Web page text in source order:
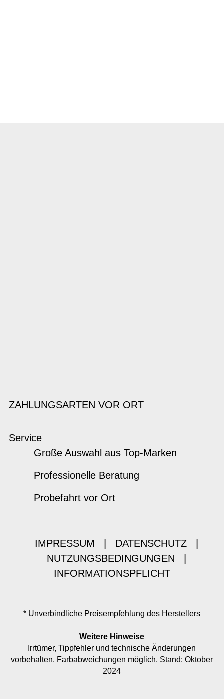
ZAHLUNGSARTEN VOR ORT
Service
Große Auswahl aus Top-Marken
Professionelle Beratung
Probefahrt vor Ort
IMPRESSUM DATENSCHUTZ
NUTZUNGSBEDINGUNGEN
INFORMATIONSPFLICHT
* Unverbindliche Preisempfehlung des Herstellers
Weitere Hinweise
Irrtümer, Tippfehler und technische Änderungen
vorbehalten. Farbabweichungen möglich. Stand: Oktober
2024